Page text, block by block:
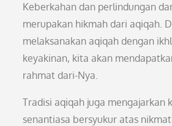
Keberkahan dan perlindungan
merupakan hikmah dari aqiqah.
melaksanakan aqiqah dengan
keyakinan, kita akan
rahmat dari-Nya.
Tradisi aqiqah juga mengajarkan
senantiasa bersyukur atas